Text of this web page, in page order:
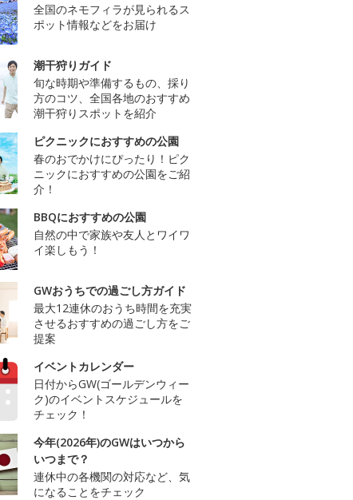
全国のネモフィラが見られるス
ポット情報などをお届け
潮干狩りガイド
旬な時期や準備するもの、採り
方のコツ、全国各地のおすすめ
潮干狩りスポットを紹介
ピクニックにおすすめの公園
春のおでかけにぴったり！ピク
ニックにおすすめの公園をご紹
介！
BBQにおすすめの公園
自然の中で家族や友人とワイワ
イ楽しもう！
GWおうちでの過ごし方ガイド
最大12連休のおうち時間を充実
させるおすすめの過ごし方をご
提案
イベントカレンダー
日付からGW(ゴールデンウィー
ク)のイベントスケジュールを
チェック！
今年(2026年)のGWはいつから
いつまで？
連休中の各機関の対応など、気
になることをチェック